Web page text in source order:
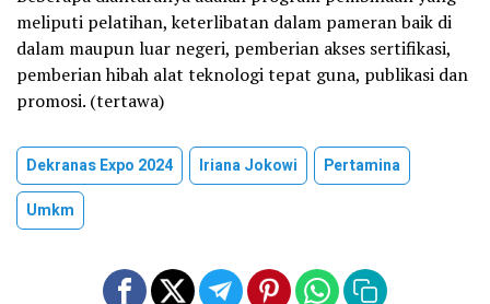
meliputi pelatihan, keterlibatan dalam pameran baik di
dalam maupun luar negeri, pemberian akses sertifikasi,
pemberian hibah alat teknologi tepat guna, publikasi dan
promosi. (tertawa)
Dekranas Expo 2024 Iriana Jokowi
Pertamina
Umkm